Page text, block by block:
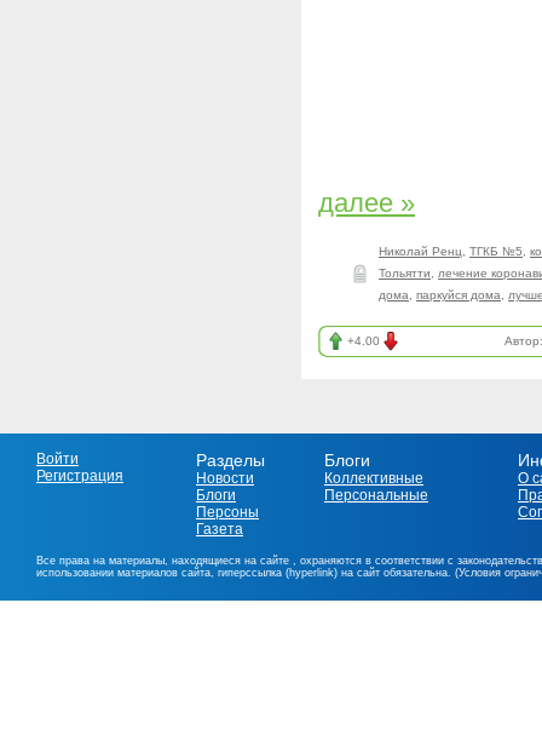
далее »
Николай Ренц ТГКБ №5
Тольятти
лечение
дома
паркуйся дома
+4.00
Войти
Регистрация
Разделы
Новости
Блоги
Персоны
Газета
Блоги
Коллективные
Персональные
О
Все права на материалы, находящиеся на сайте , охраняются в соответствии с
использовании материалов сайта, гиперссылка (hyperlink) на сайт обязательна. (Условия